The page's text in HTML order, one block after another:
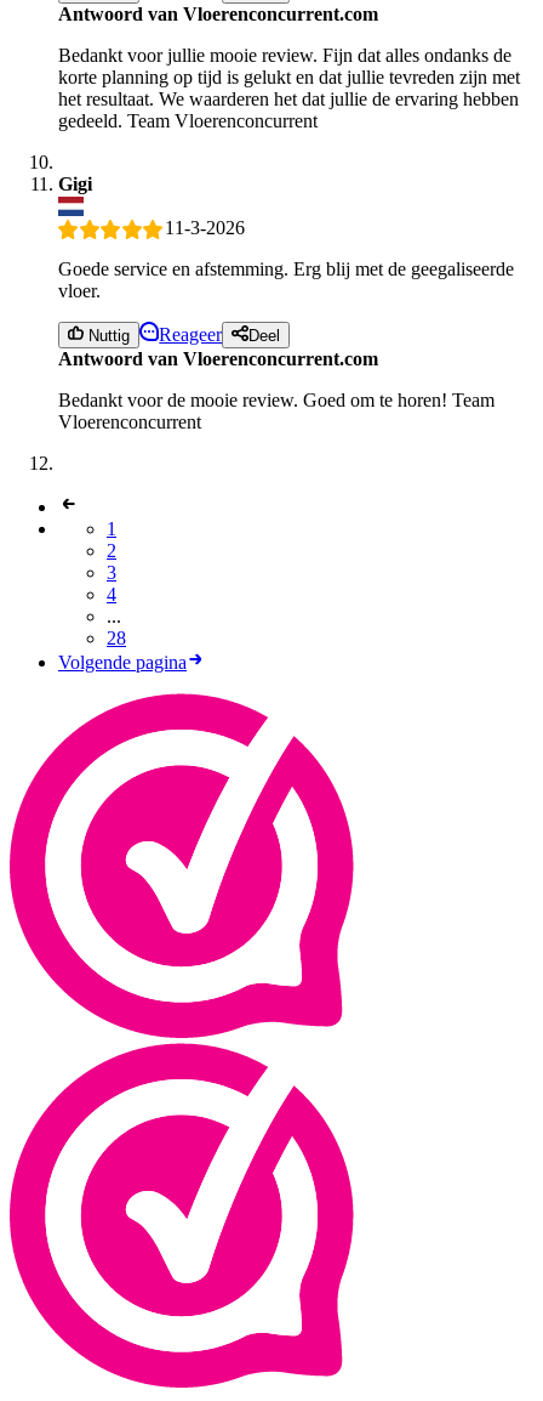
Antwoord van Vloerenconcurrent.com
Bedankt voor jullie mooie review. Fijn dat alles ondanks de
korte planning op tijd is gelukt en dat jullie tevreden zijn met
het resultaat. We waarderen het dat jullie de ervaring hebben
gedeeld. Team Vloerenconcurrent
Gigi
11-3-2026
Goede service en afstemming. Erg blij met de geegaliseerde
vloer.
Nuttig Reageer Deel
Antwoord van Vloerenconcurrent.com
Bedankt voor de mooie review. Goed om te horen! Team
Vloerenconcurrent
1
2
3
4
...
28
Volgende pagina